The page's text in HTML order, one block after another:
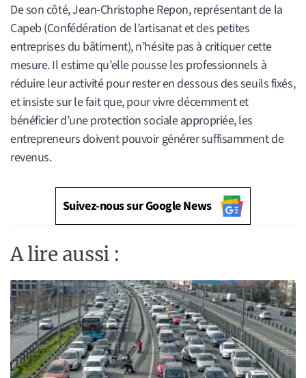
De son côté, Jean-Christophe Repon, représentant de la
Capeb (Confédération de l’artisanat et des petites
entreprises du bâtiment), n’hésite pas à critiquer cette
mesure. Il estime qu’elle pousse les professionnels à
réduire leur activité pour rester en dessous des seuils fixés,
et insiste sur le fait que, pour vivre décemment et
bénéficier d’une protection sociale appropriée, les
entrepreneurs doivent pouvoir générer suffisamment de
revenus.
Suivez-nous sur Google News
A lire aussi :